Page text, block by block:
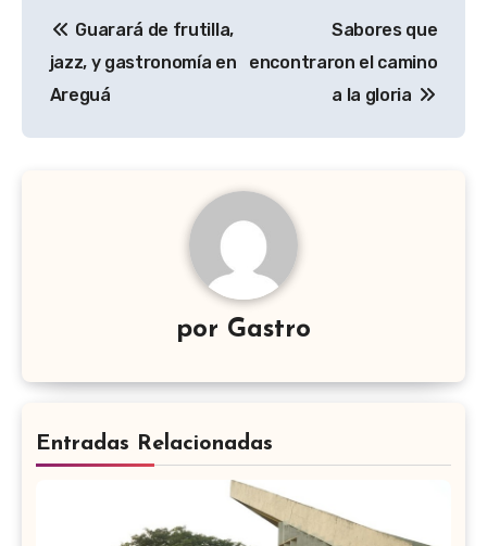
de
entradas
Guarará de frutilla,
jazz, y gastronomía en
Areguá
Sabores que
encontraron el camino
a la gloria
por Gastro
Entradas Relacionadas